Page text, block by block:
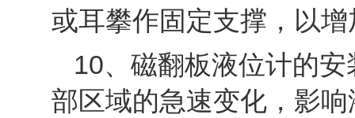
或耳攀作固定支撑，以
10、磁翻板液位计的
部区域的急速变化，影